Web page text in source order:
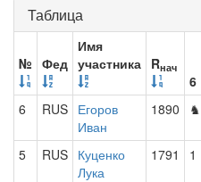
Таблица
№ Фед
Имя
участника Rнач
6
6 RUS Егоров
Иван
1890 ♞
5 RUS Куценко
Лука
1791 1